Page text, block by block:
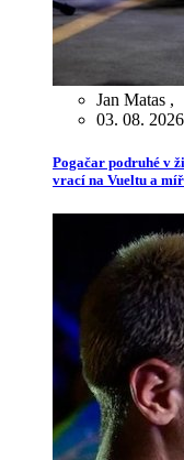
Jan Matas ,
03. 08. 2026
Pogačar podruhé v
vrací na Vueltu a